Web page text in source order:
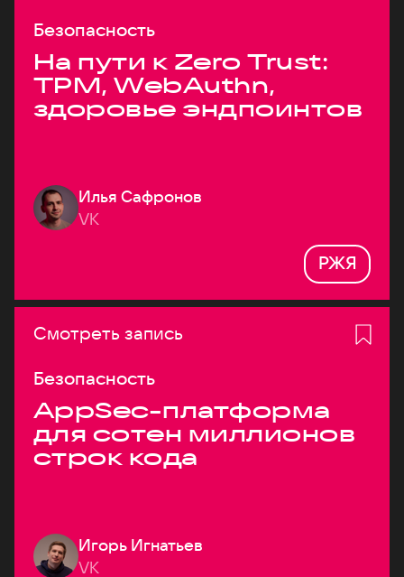
Безопасность
На пути к Zero Trust:
TPM, WebAuthn,
здоровье эндпоинтов
Илья Сафронов
VK
РЖЯ
Смотреть запись
Безопасность
AppSec-платформа
для сотен миллионов
строк кода
Игорь Игнатьев
VK